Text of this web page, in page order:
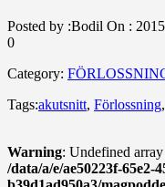
Posted by :Bodil On :
0
Category:
Tags:akutsnitt, Förlossning,
Warning: Undefined
/data/a/e/ae50223f-65e2-